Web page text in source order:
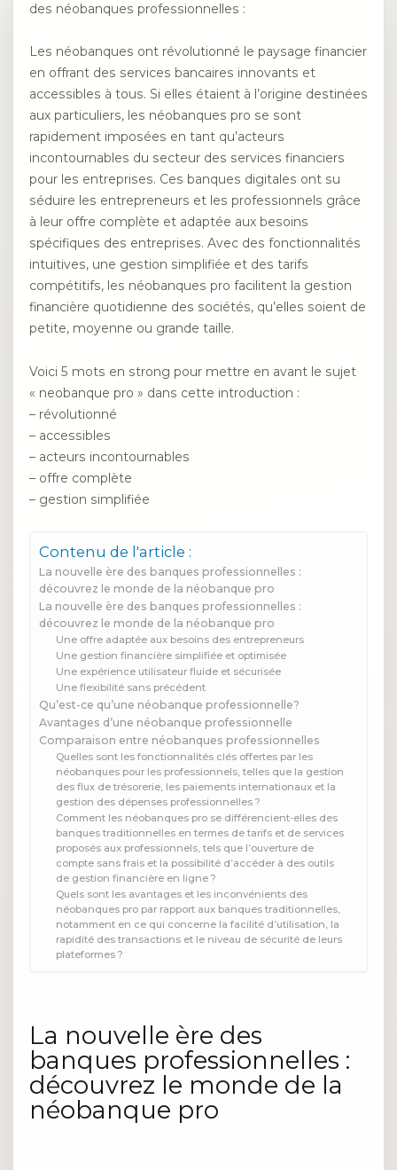
des néobanques professionnelles :
Les néobanques ont révolutionné le paysage financier
en offrant des services bancaires innovants et
accessibles à tous. Si elles étaient à l’origine destinées
aux particuliers, les néobanques pro se sont
rapidement imposées en tant qu’acteurs
incontournables du secteur des services financiers
pour les entreprises. Ces banques digitales ont su
séduire les entrepreneurs et les professionnels grâce
à leur offre complète et adaptée aux besoins
spécifiques des entreprises. Avec des fonctionnalités
intuitives, une gestion simplifiée et des tarifs
compétitifs, les néobanques pro facilitent la gestion
financière quotidienne des sociétés, qu’elles soient de
petite, moyenne ou grande taille.
Voici 5 mots en strong pour mettre en avant le sujet
« neobanque pro » dans cette introduction :
– révolutionné
– accessibles
– acteurs incontournables
– offre complète
– gestion simplifiée
Contenu de l'article :
La nouvelle ère des banques professionnelles :
découvrez le monde de la néobanque pro
La nouvelle ère des banques professionnelles :
découvrez le monde de la néobanque pro
Une offre adaptée aux besoins des entrepreneurs
Une gestion financière simplifiée et optimisée
Une expérience utilisateur fluide et sécurisée
Une flexibilité sans précédent
Qu’est-ce qu’une néobanque professionnelle?
Avantages d’une néobanque professionnelle
Comparaison entre néobanques professionnelles
Quelles sont les fonctionnalités clés offertes par les
néobanques pour les professionnels, telles que la gestion
des flux de trésorerie, les paiements internationaux et la
gestion des dépenses professionnelles ?
Comment les néobanques pro se différencient-elles des
banques traditionnelles en termes de tarifs et de services
proposés aux professionnels, tels que l’ouverture de
compte sans frais et la possibilité d’accéder à des outils
de gestion financière en ligne ?
Quels sont les avantages et les inconvénients des
néobanques pro par rapport aux banques traditionnelles,
notamment en ce qui concerne la facilité d’utilisation, la
rapidité des transactions et le niveau de sécurité de leurs
plateformes ?
La nouvelle ère des
banques professionnelles :
découvrez le monde de la
néobanque pro